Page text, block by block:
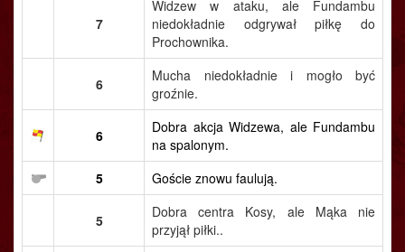
7
Widzew w ataku, ale Fundambu
niedokładnie odgrywał piłkę do
Prochownika.
6
Mucha niedokładnie i mogło być
groźnie.
6
Dobra akcja Widzewa, ale Fundambu
na spalonym.
5
Goście znowu faulują.
5
Dobra centra Kosy, ale Mąka nie
przyjął piłki..